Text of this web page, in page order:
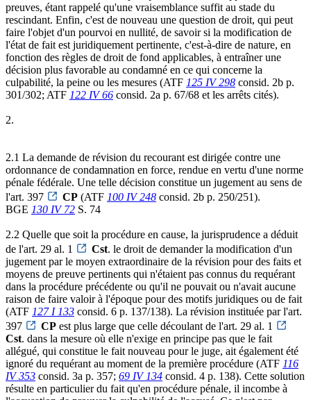
preuves, étant rappelé qu'une vraisemblance suffit au stade du
rescindant. Enfin, c'est de nouveau une question de droit, qui peut
faire l'objet d'un pourvoi en nullité, de savoir si la modification de
l'état de fait est juridiquement pertinente, c'est-à-dire de nature, en
fonction des règles de droit de fond applicables, à entraîner une
décision plus favorable au condamné en ce qui concerne la
culpabilité, la peine ou les mesures (ATF 125 IV 298 consid. 2b p.
301/302; ATF 122 IV 66 consid. 2a p. 67/68 et les arrêts cités).
2.
2.1 La demande de révision du recourant est dirigée contre une
ordonnance de condamnation en force, rendue en vertu d'une norme
pénale fédérale. Une telle décision constitue un jugement au sens de
l'art. 397
CP (ATF 100 IV 248 consid. 2b p. 250/251).
BGE 130 IV 72 S. 74
2.2 Quelle que soit la procédure en cause, la jurisprudence a déduit
de l'art. 29 al. 1
Cst. le droit de demander la modification d'un
jugement par le moyen extraordinaire de la révision pour des faits et
moyens de preuve pertinents qui n'étaient pas connus du requérant
dans la procédure précédente ou qu'il ne pouvait ou n'avait aucune
raison de faire valoir à l'époque pour des motifs juridiques ou de fait
(ATF 127 I 133 consid. 6 p. 137/138). La révision instituée par l'art.
397
CP est plus large que celle découlant de l'art. 29 al. 1
Cst. dans la mesure où elle n'exige en principe pas que le fait
allégué, qui constitue le fait nouveau pour le juge, ait également été
ignoré du requérant au moment de la première procédure (ATF 116
IV 353 consid. 3a p. 357; 69 IV 134 consid. 4 p. 138). Cette solution
résulte en particulier du fait qu'en procédure pénale, il incombe à